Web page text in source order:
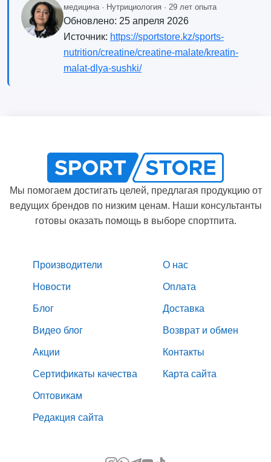
медицина · Нутрициология · 29 лет опыта
Обновлено: 25 апреля 2026
Источник: https://sportstore.kz/sports-
nutrition/creatine/creatine-malate/kreatin-
malat-dlya-sushki/
Мы помогаем достигать целей, предлагая продукцию от
ведущих брендов по низким ценам. Наши консультанты
готовы оказать помощь в выборе спортпита.
Производители
Новости
Блог
Видео блог
Акции
Сертификаты качества
Оптовикам
Редакция сайта
О нас
Оплата
Доставка
Возврат и обмен
Контакты
Карта сайта